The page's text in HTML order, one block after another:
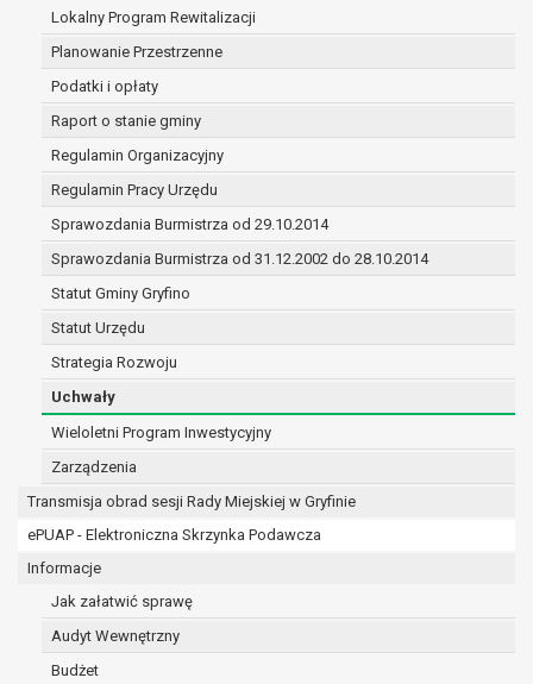
Lokalny Program Rewitalizacji
Planowanie Przestrzenne
Podatki i opłaty
Raport o stanie gminy
Regulamin Organizacyjny
Regulamin Pracy Urzędu
Sprawozdania Burmistrza od 29.10.2014
Sprawozdania Burmistrza od 31.12.2002 do 28.10.2014
Statut Gminy Gryfino
Statut Urzędu
Strategia Rozwoju
Uchwały
Wieloletni Program Inwestycyjny
Zarządzenia
Transmisja obrad sesji Rady Miejskiej w Gryfinie
ePUAP - Elektroniczna Skrzynka Podawcza
Informacje
Jak załatwić sprawę
Audyt Wewnętrzny
Budżet
(merytorycznych), a także obowiązków i
zadań zleconych przez instytucje
nadrzędne wobec Gminy;
zawarcia i realizacji umów;
ochrony żywotnych interesów osoby, której
wykonania zadania realizowanego w
interesie publicznym lub w ramach
sprawowania władzy publicznej
powierzonej administratorowi;
w pozostałych przypadkach dane osobowe
przetwarzane są wyłącznie na podstawie
wcześniej udzielonej zgody w zakresie i celu
określonym w treści zgody.
W związku z przetwarzaniem danych w celu
wskazanym w pkt. 3, dane osobowe mogą być
udostępniane innym upoważnionym odbiorcom lub
kategoriom odbiorców danych osobowych.
Odbiorcami mogą być:
podmioty, które przetwarzają dane
osobowe w imieniu administratora na
osobowych;
podmioty upoważnione do odbioru danych